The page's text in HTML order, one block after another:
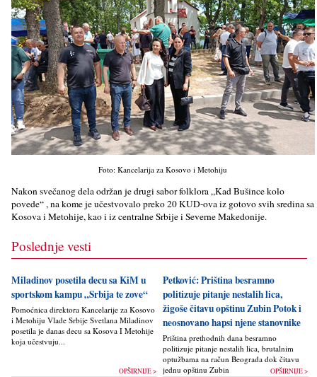
Foto: Kancelarija za Kosovo i Metohiju
Nakon svečanog dela održan je drugi sabor folklora „Kad Bušince kolo
povede“ , na kome je učestvovalo preko 20 KUD-ova iz gotovo svih sredina sa
Kosova i Metohije, kao i iz centralne Srbije i Severne Makedonije.
Poslednje vesti
Miladinov posetila decu sa KiM u
sportskom kampu „Srbija te zove“
Pomoćnica direktora Kancelarije za Kosovo
i Metohiju Vlade Srbije Svetlana Miladinov
posetila je danas decu sa Kosova I Metohije
koja učestvuju...
OPŠIRNIJE >
Petković: Priština besramno
politizuje pitanje nestalih lica,
žigoše čitavu opštinu Zubin Potok i
neosnovano hapsi njene stanovnike
Priština prethodnih dana besramno
politizuje pitanje nestalih lica, brutalnim
optužbama na račun Beograda dok čitavu
jednu opštinu Zubin Potok žigoše...OPŠIRNIJE >